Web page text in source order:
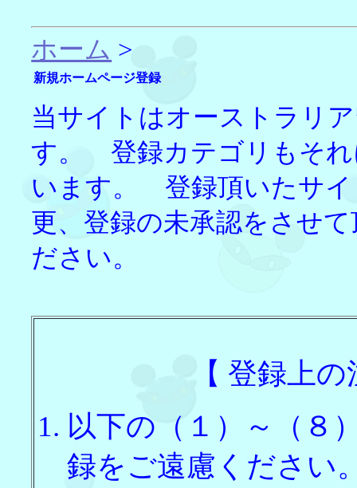
ホーム >
新規ホームページ登録
当サイトはオーストラリ
す。 登録カテゴリもそれ
います。 登録頂いたサイ
更、登録の未承認をさせ
ださい。
【 登録上
以下の（１）～（８
録をご遠慮ください